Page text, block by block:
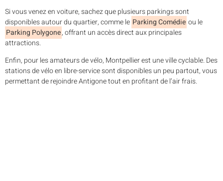
Si vous venez en voiture, sachez que plusieurs parkings sont
disponibles autour du quartier, comme le Parking Comédie ou le
Parking Polygone, offrant un accès direct aux principales
attractions.
Enfin, pour les amateurs de vélo, Montpellier est une ville cyclable. Des
stations de vélo en libre-service sont disponibles un peu partout, vous
permettant de rejoindre Antigone tout en profitant de l’air frais.